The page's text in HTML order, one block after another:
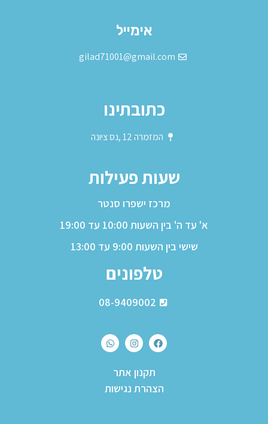
אימייל
gilad71001@gmail.com
כתובתינו
המזמרה 12 ,נס ציונה
שעות פעילות
מרכז ישפרו סנטר
א' עד ה' בין השעות 10:00 עד 19:00
שישי בין השעות 9:00 עד 13:00
טלפונים
08-9409002
תקנון אתר
הצהרת נגישות